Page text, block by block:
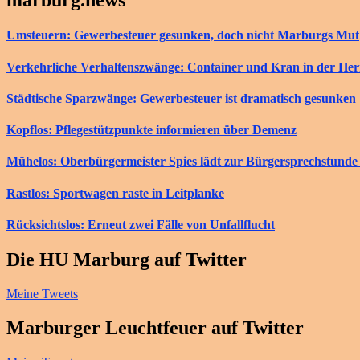
Umsteuern: Gewerbesteuer gesunken, doch nicht Marburgs Mut
Verkehrliche Verhaltenszwänge: Container und Kran in der
Städtische Sparzwänge: Gewerbesteuer ist dramatisch gesunken
Kopflos: Pflegestützpunkte informieren über Demenz
Mühelos: Oberbürgermeister Spies lädt zur Bürgersprechstunde
Rastlos: Sportwagen raste in Leitplanke
Rücksichtslos: Erneut zwei Fälle von Unfallflucht
Die HU Marburg auf Twitter
Meine Tweets
Marburger Leuchtfeuer auf Twitter